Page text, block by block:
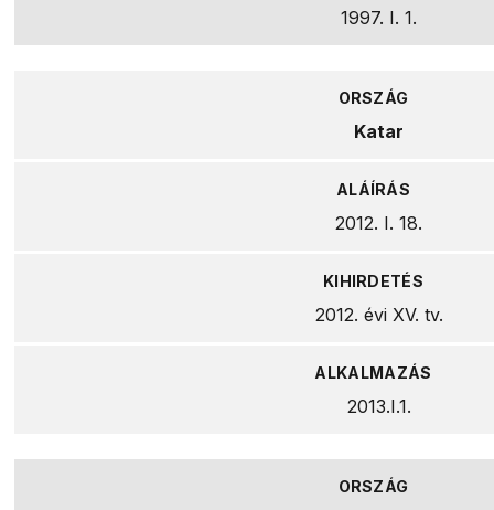
1997. I. 1.
Katar
2012. I. 18.
2012. évi XV. tv.
2013.I.1.